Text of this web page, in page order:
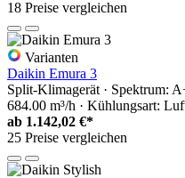
18 Preise vergleichen
Varianten
Daikin Emura 3
Split-Klimagerät · Spektrum:
684.00 m³/h · Kühlungsart:
ab 1.142,02 €*
25 Preise vergleichen